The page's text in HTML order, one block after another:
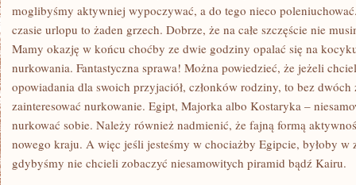
moglibyśmy aktywniej wypoczywać, a do tego nieco
czasie urlopu to żaden grzech. Dobrze, że na całe szczęście nie
Mamy okazję w końcu choćby ze dwie godziny opalać się na
nurkowania. Fantastyczna sprawa! Można powiedzieć, że jeżeli
opowiadania dla swoich przyjaciół, członków rodziny, to bez
zainteresować nurkowanie. Egipt, Majorka albo Kostaryka –
nurkować sobie. Należy również nadmienić, że fajną formą
nowego kraju. A więc jeśli jesteśmy w chociażby Egipcie, byłoby w
gdybyśmy nie chcieli zobaczyć niesamowitych piramid bądź Kairu.